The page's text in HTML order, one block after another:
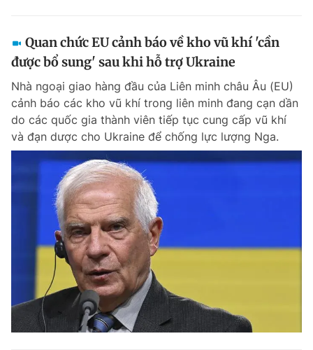
Quan chức EU cảnh báo về kho vũ khí 'cần
được bổ sung' sau khi hỗ trợ Ukraine
Nhà ngoại giao hàng đầu của Liên minh châu Âu (EU)
cảnh báo các kho vũ khí trong liên minh đang cạn dần
do các quốc gia thành viên tiếp tục cung cấp vũ khí
và đạn dược cho Ukraine để chống lực lượng Nga.